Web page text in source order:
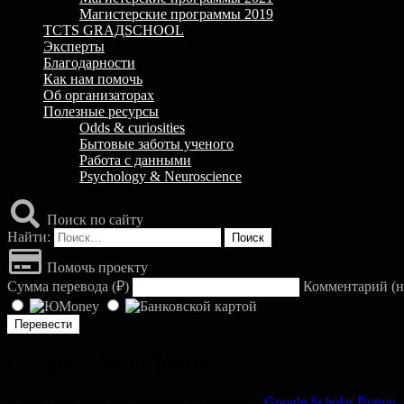
Магистерские программы 2019
TCTS GRАДSCHOOL
Эксперты
Благодарности
Как нам помочь
Об организаторах
Полезные ресурсы
Odds & curiosities
Бытовые заботы ученого
Работа с данными
Psychology & Neuroscience
Поиск по сайту
Найти:
Помочь проекту
Сумма перевода (₽) Комментарий